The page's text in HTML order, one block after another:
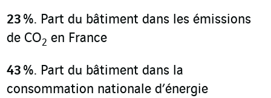
23 %. Part du bâtiment dans les émissions
de CO2 en France
43 %. Part du bâtiment dans la
consommation nationale d’énergie